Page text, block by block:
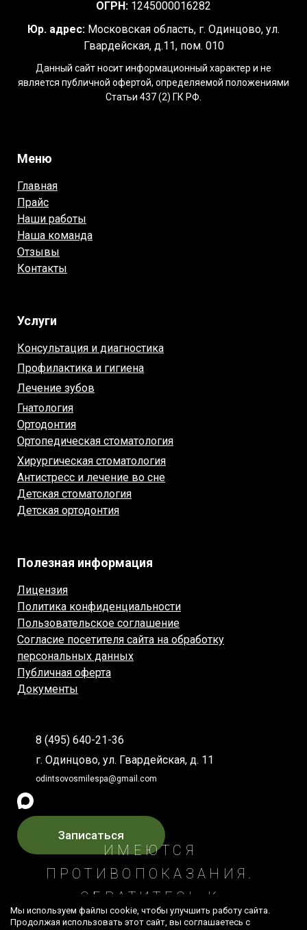
ОГРН: 1245000016282
Юр. адрес: Московская область, г. Одинцово, ул.
Гвардейская, д.11, пом. 010
Данный сайт носит информационный характер и не
является публичной офертой, определяемой положениями
Статьи 437 (2) ГК РФ.
Меню
Главная
Прайс
Наши работы
Наша команда
Отзывы
Контакты
Услуги
Консультация и диагностика
Профилактика и гигиена
Лечение зубов
Гнатология
Ортодонтия
Ортопедическая стоматология
Хирургическая стоматология
Антистресс и лечение во сне
Детская стоматология
Детская ортодонтия
Полезная информация
Лицензия
Политика конфиденциальности
Пользовательское соглашение
Согласие посетителя сайта на обработку
персональных данных
Публичная оферта
Документы
8 (495) 640-21-36
г. Одинцово, ул. Гвардейская, д. 11
odintsovosmilespa@gmail.com
Записаться
© 2026 Все права защищены
ИМЕЮТСЯ
ПРОТИВОПОКАЗАНИЯ.
ОБРАТИТЕСЬ К
СПЕЦИАЛИСТУ
Мы используем файлы cookie, чтобы улучшить работу сайта.
Продолжая использовать этот сайт, вы соглашаетесь с